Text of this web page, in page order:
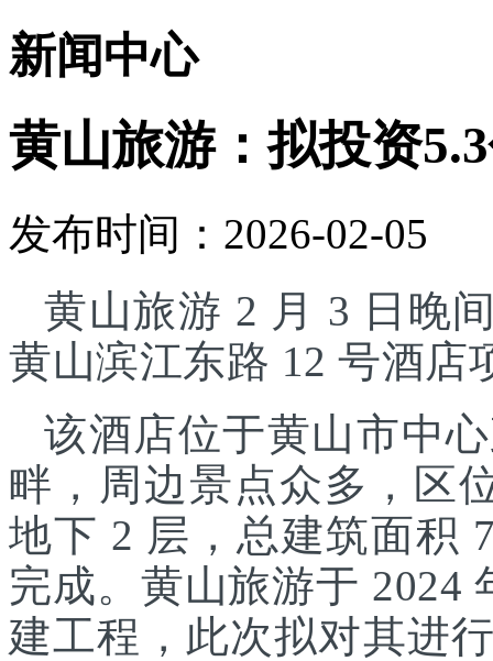
新闻中心
黄山旅游：拟投资
发布时间：2026-02-05
黄山旅游 2 月 3 日晚
黄山滨江东路 12 号酒店
该酒店位于黄山市中
畔，周边景点众多，区
地下 2 层，总建筑面积
完成。黄山旅游于 2024
建工程，此次拟对其进